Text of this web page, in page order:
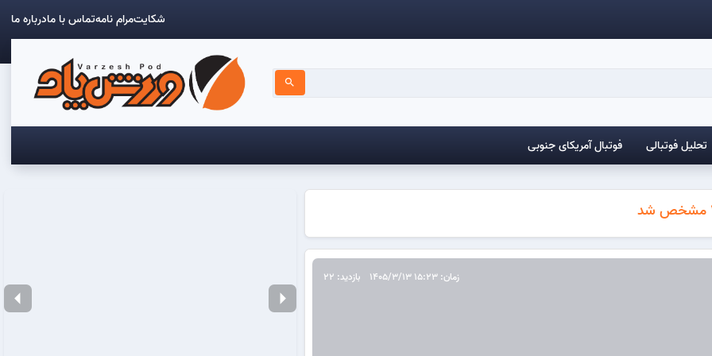
درباره ماتماس با مامرام نامهشکایت
search
تحلیل فوتبالی فوتبال آمریکای جنوبی
زمان: 15:23 1405/3/13 بازدید: 22
arrow_right
arrow_left